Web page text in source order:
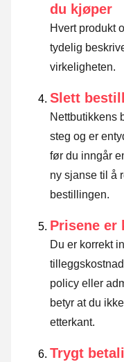
du kjøper
Hvert produkt
tydelig
virkeligheten.
Slett
Nettbutikkens
steg og er
før du inngår
ny sjanse til å
bestillingen.
Prisene er
Du er korrekt
policy eller
betyr at du
etterkant.
Trygt